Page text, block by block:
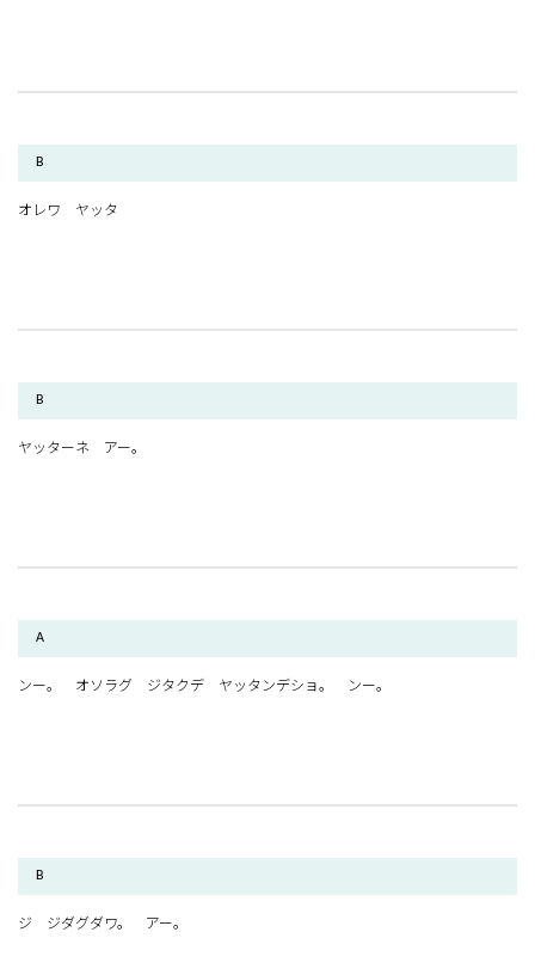
B
オレワ ヤッタ
B
ヤッターネ アー。
A
ンー。 オソラグ ジタクデ ヤッタンデショ。 ンー。
B
ジ ジダグダワ。 アー。